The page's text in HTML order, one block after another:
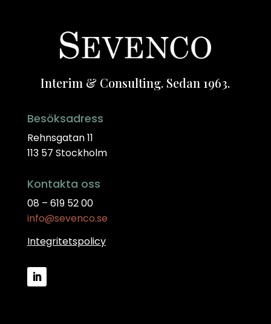
Interim & Consulting. Sedan 1963.
Besöksadress
Rehnsgatan 11
113 57 Stockholm
Kontakta oss
08 – 619 52 00
info@sevenco.se
Integritetspolicy